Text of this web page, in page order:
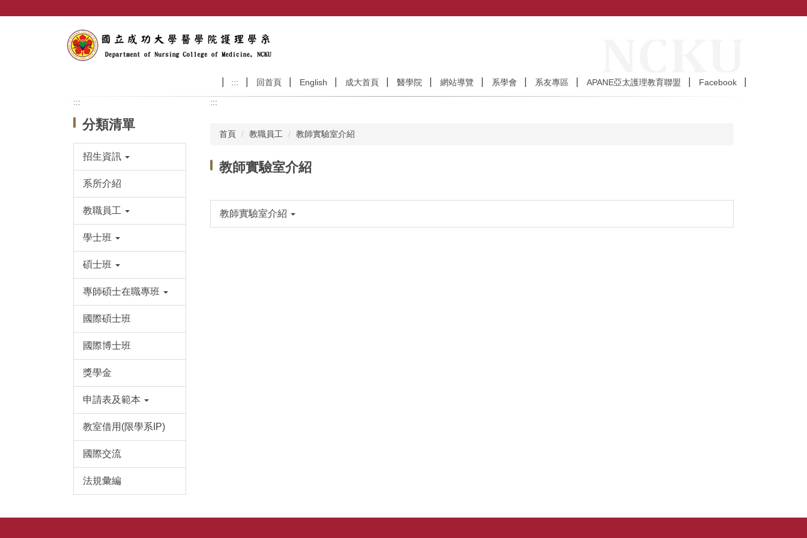
::: 回首頁 English 成大首頁 醫學院 網站導覽 系學會 系友專區 APANE亞太護理教育聯盟 Facebook
:::
分類清單
招生資訊
系所介紹
教職員工
學士班
碩士班
專師碩士在職專班
國際碩士班
國際博士班
獎學金
申請表及範本
教室借用(限學系IP)
國際交流
法規彙編
:::
首頁 教職員工 教師實驗室介紹
教師實驗室介紹
教師實驗室介紹